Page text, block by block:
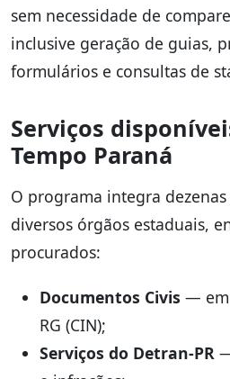
sem necessidade de
inclusive geração de guias,
formulários e consultas de
Serviços
Tempo Paraná
O programa integra
diversos órgãos estaduais,
procurados:
Documentos Civis —
RG (CIN);
Serviços do Detran-PR